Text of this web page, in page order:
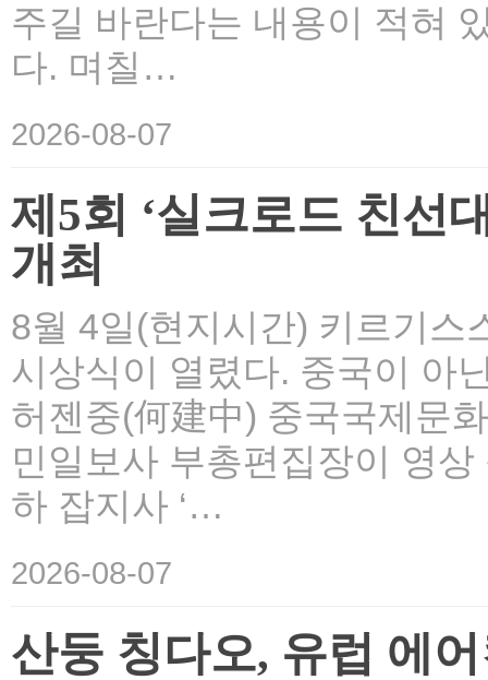
주길 바란다는 내용이 적혀
다. 며칠…
2026-08-07
제5회 ‘실크로드 친선
개최
8월 4일(현지시간) 키르기스
시상식이 열렸다. 중국이 아
허젠중(何建中) 중국국제문
민일보사 부총편집장이 영
하 잡지사 ‘…
2026-08-07
산둥 칭다오, 유럽 에